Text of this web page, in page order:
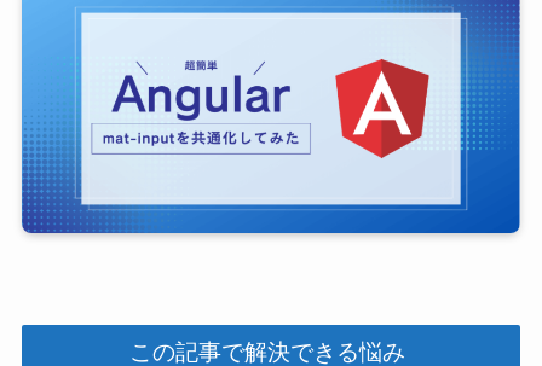
この記事で解決できる悩み